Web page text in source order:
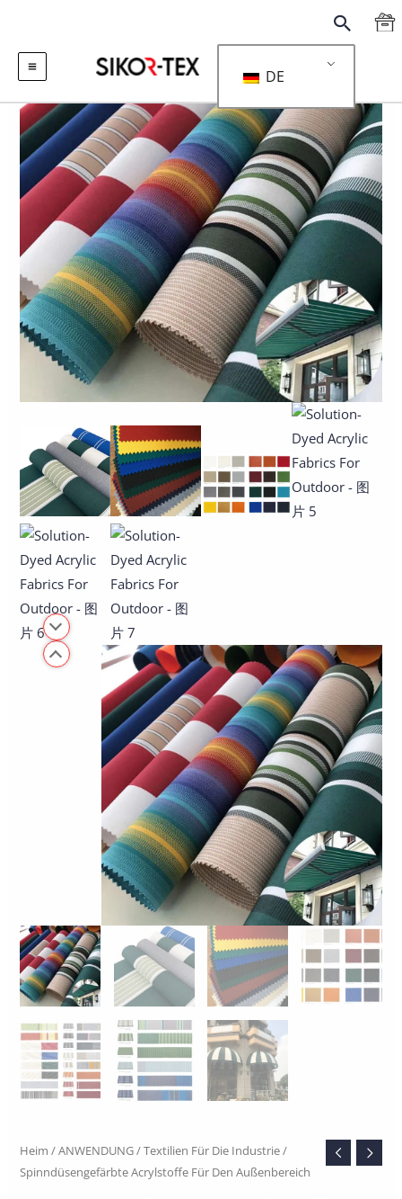
搜
索
DE
Heim /ANWENDUNG/Textilien Für Die Industrie/
Spinndüsengefärbte Acrylstoffe Für Den Außenbereich